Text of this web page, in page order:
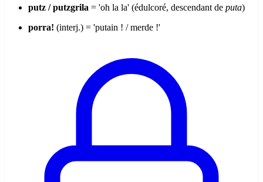
putz / putzgrila = 'oh la la' (édulcoré, descendant de puta)
porra! (interj.) = 'putain ! / merde !'